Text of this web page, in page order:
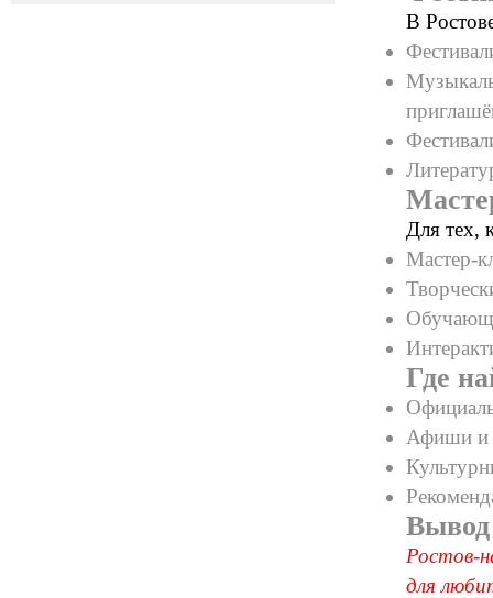
В
Для тех,
Мастер-
Где
Афиши и
Вывод
Ростов-
для